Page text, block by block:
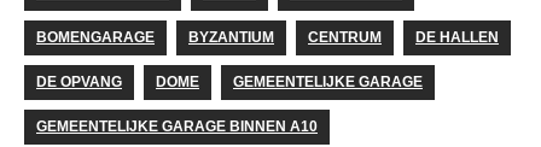
BOMENGARAGE BYZANTIUM CENTRUM DE HALLEN
DE OPVANG DOME GEMEENTELIJKE GARAGE
GEMEENTELIJKE GARAGE BINNEN A10